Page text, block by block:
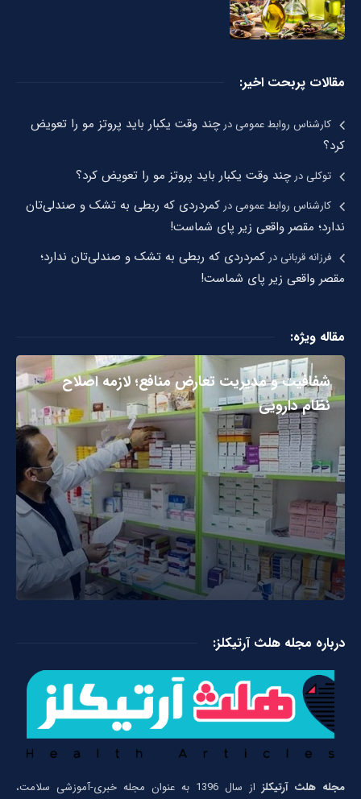
مقالات پربحت اخیر:
کارشناس روابط عمومیدرچند وقت یکبار باید پروتز مو را تعویض
کرد؟
توکلیدرچند وقت یکبار باید پروتز مو را تعویض کرد؟
کارشناس روابط عمومیدر کمردردی که ربطی به تشک و صندلی‌تان
ندارد؛ مقصر واقعی زیر پای شماست!
فرزانه قربانیدر کمردردی که ربطی به تشک و صندلی‌تان ندارد؛
مقصر واقعی زیر پای شماست!
مقاله ویژه:
شفافیت و مدیریت تعارض منافع؛ لازمه اصلاح
نظام دارویی
درباره مجله هلث آرتیکلز:
مجله هلث آرتیکلز
از سال 1396 به عنوان مجله خبری-آموزشی سلامت،